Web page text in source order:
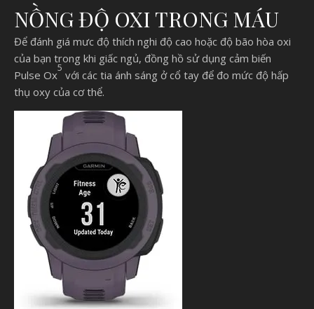
NỒNG ĐỘ OXI TRONG MÁU
Để đánh giá mưc độ thích nghi độ cao hoặc độ bão hòa oxi
của bạn trong khi giấc ngủ, đồng hồ sử dụng cảm biến
Pulse Ox
5
với các tia ánh sáng ở cổ tay để đo mức độ hấp
thụ oxy của cơ thể.